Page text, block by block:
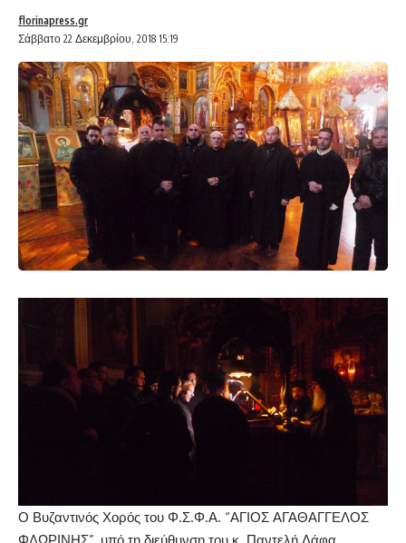
Σάββατο 22 Δεκεμβρίου, 2018 15:19
florinapress.gr
Ο Βυζαντινός Χορός του Φ.Σ.Φ.Α. “ΑΓΙΟΣ ΑΓΑΘΑΓΓΕΛΟΣ